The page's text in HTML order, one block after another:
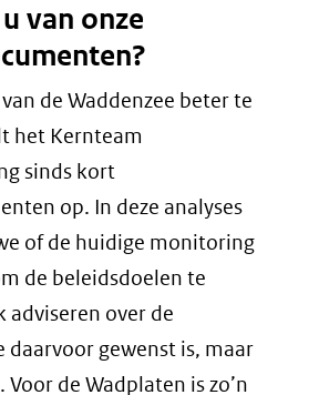
andere
website)
van onze
de Waddenzee beter te
het Kernteam
sinds kort
op. In deze analyses
of de huidige monitoring
de beleidsdoelen te
adviseren over de
gewenst is, maar
de Wadplaten is zo’n